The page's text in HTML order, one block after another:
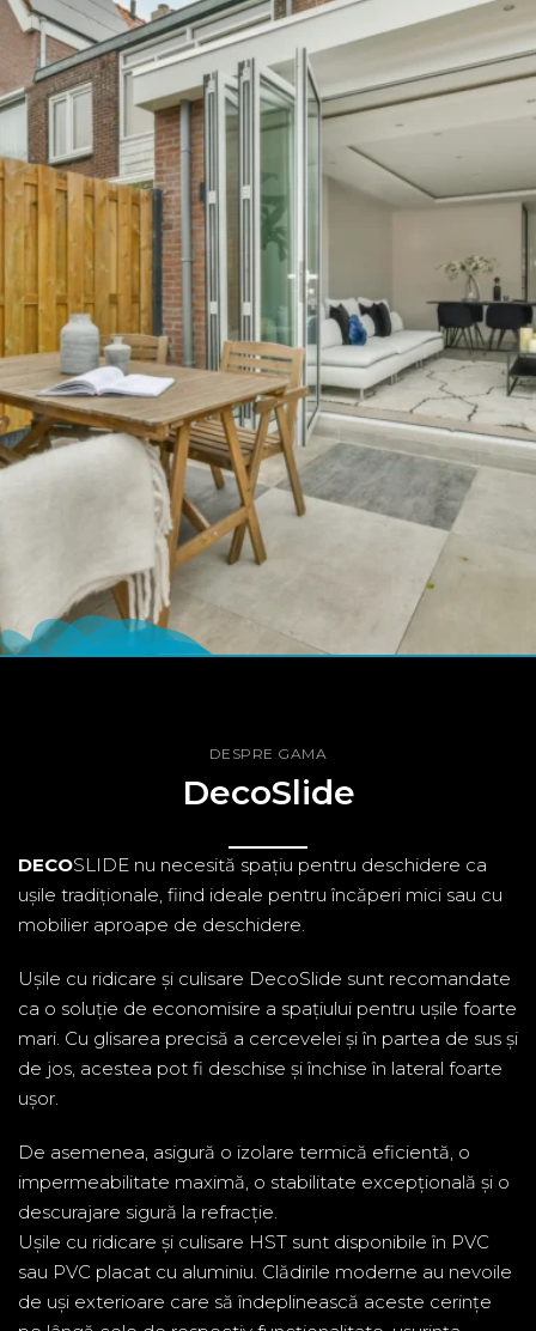
DESPRE GAMA
DecoSlide
DECOSLIDE nu necesită spațiu pentru deschidere ca
ușile tradiționale, fiind ideale pentru încăperi mici sau cu
mobilier aproape de deschidere.
Ușile cu ridicare și culisare DecoSlide sunt recomandate
ca o soluție de economisire a spațiului pentru ușile foarte
mari. Cu glisarea precisă a cercevelei și în partea de sus și
de jos, acestea pot fi deschise și închise în lateral foarte
ușor.
De asemenea, asigură o izolare termică eficientă, o
impermeabilitate maximă, o stabilitate excepțională și o
descurajare sigură la refracție.
Ușile cu ridicare și culisare HST sunt disponibile în PVC
sau PVC placat cu aluminiu. Clădirile moderne au nevoile
de uși exterioare care să îndeplinească aceste cerințe